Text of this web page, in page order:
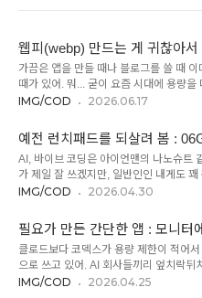
웹피(webp) 만드는 게 귀찮아
가끔은 앱을 만들 때나 블로그를 쓸 때
때가 있어. 뭐... 굳이 요즘 시대에 용량을
각을 하기도 하지만, 나 스스로가 느린 로
좋겠다는 생각에 webp를 자주 사용해.
용했어. 뭐든지 변환해 주는 웹사이트야.
괜찮아서 별생각 없이 이 사이트를 자주
일 포맷을 다 바꿔주는데, 정작 나는
다른 변환은 안 해본 것 같아. 그래서 간단
든 조금 불편하면 앱을 만드는 것 같아. 최
어..
IMG/COD 2026.06.17
예전 런치패드를 되살려 봄 :
AI, 바이브 코딩은 아이언맨의 나노슈트
가 제일 잘 쓰겠지만, 일반인인 내게도
래서 위력은 없지^^). 이번에 만든 앱은
LaunchPad), 하여 이름은 06 GOLP.이
무나 허망하게 빨리 끝났어. "이전 OS
들어줘"라고 입력하니, 런치패드를 5분
이 속도는 적응 안됨. ㅎㅎ. 문제는 좌우
기와 폴더 디자인의 조악하고 비일관적이
IMG/COD 2026.04.30
필요가 만든 간단한 앱 : 모니터
는 LALI
클로드보다 코덱스가 용량 제한이 적어
으로 쓰고 있어. AI 회사들끼리 엎치락뒤
도가 엄청난 것 같아. 클로드가 Mythos를
IMG/COD 2026.04.25